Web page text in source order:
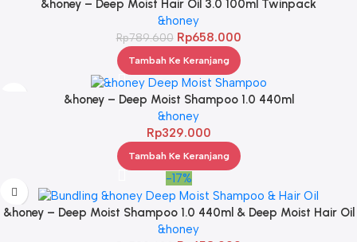
&honey – Deep Moist Hair Oil 3.0 100ml Twinpack
&honey
Rp789.600 Rp658.000
Tambah Ke Keranjang
&honey – Deep Moist Shampoo 1.0 440ml
&honey
Rp329.000
Tambah Ke Keranjang
-17%
&honey – Deep Moist Shampoo 1.0 440ml & Deep Moist Hair Oil
3.0 100ml
&honey